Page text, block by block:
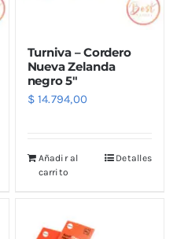
Turniva – Cordero
Nueva Zelanda
negro 5″
$14.794,00
Añadir al
carrito
Detalles